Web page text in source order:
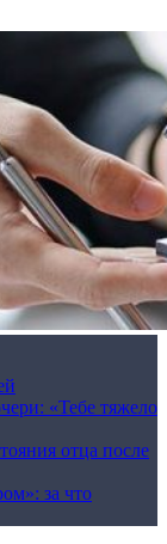
«Тебе тяжело
отца после
за что